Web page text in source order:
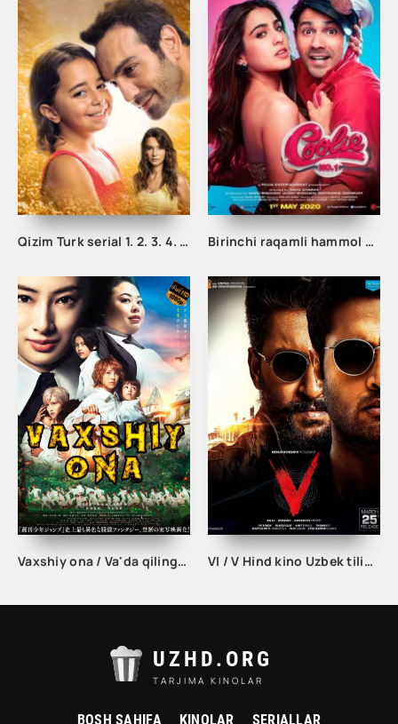
Qizim Turk serial 1. 2. 3. 4. 5. 6. 7. 8 qism uzbek tilida barcha qism tarjima serial skachat Birinchi raqamli hammol Hind kino uzbek tilida 2020
Vaxshiy ona / Va'da qilingan Neverland Yaponiya Ujas filmi Uzbek tilida 2020 tarjima kino Full HD VI / V Hind kino Uzbek tilida O'zbekcha 2020 tarjima kino HD skachat
UZHD.ORG
TARJIMA KINOLAR
BOSH SAHIFA KINOLAR SERIALLAR